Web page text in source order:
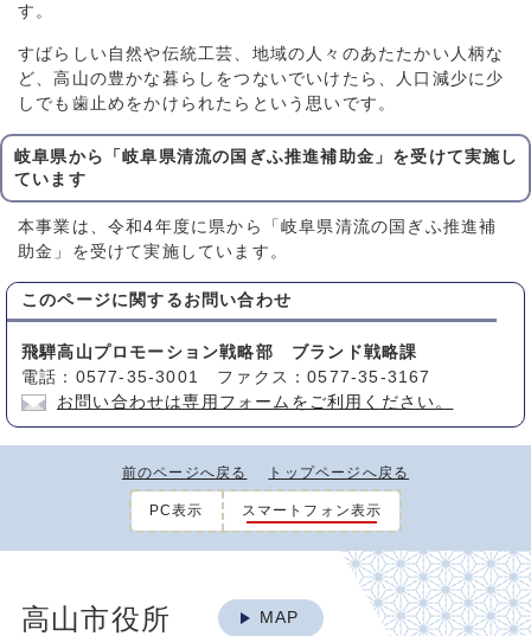
す。
すばらしい自然や伝統工芸、地域の人々のあたたかい人柄な
ど、高山の豊かな暮らしをつないでいけたら、人口減少に少
しでも歯止めをかけられたらという思いです。
岐阜県から「岐阜県清流の国ぎふ推進補助金」を受けて実施し
ています
本事業は、令和4年度に県から「岐阜県清流の国ぎふ推進補
助金」を受けて実施しています。
このページに関する お問い合わせ
飛騨高山プロモーション戦略部 ブランド戦略課
電話：0577-35-3001 ファクス：0577-35-3167
お問い合わせは専用フォームをご利用ください。
前のページへ戻る トップページへ戻る
PC表示 スマートフォン表示
高山市役所 MAP